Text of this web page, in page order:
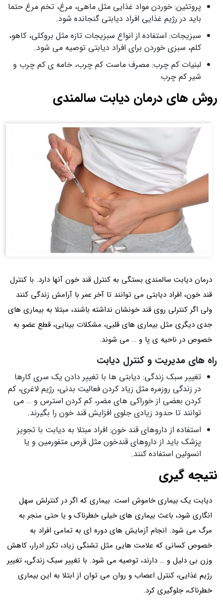
پروتئین: خوردن مواد غذایی مثل ماهی، مرغ، تخم مرغ حتما
باید در رژیم غذایی افراد دیابتی گنجانده شود.
سبزیجات: استفاده از انواع سبزیجات تازه مثل بروکلی، کاهو،
کلم، سبزی خوردن برای افراد دیابتی توصیه می شود.
لبنیات کم چرب: مصرف ماست کم چرب، خامه ی کم چرب و
شیر کم چرب
روش های درمان دیابت سالمندی
درمان دیابت سالمندی بستگی به کنترل قند خون آنها دارد. با کنترل
قند خون، افراد دیابتی می توانند تا آخر عمر با آرامش زندگی کنند
ولی اگر کنترلی روی قند خونشان نداشته باشند، مبتلا به بیماری های
جدی دیگری مثل بیماری های قلبی، مشکلات بینایی، قطع عضو به
خصوص در ناحیه ی پا و … می شوند.
راه های مدیریت و کنترل دیابت
تغییر سبک زندگی: دیابتی ها با تغییر دادن یک سری کارها
در زندگی روزمره مثل زیاد کردن فعالیت بدنی، رژیم لاغری، کم
کردن بعضی از خوراکی های مضر، کم کردن استرس و … می
توانند تا حدود زیادی جلوی افزایش قند خون را بگیرند.
استفاده از داروهای قند خون: افراد مبتلا به دیابت با تجویز
پزشک باید از داروهای قندخون مثل قرص متفورمین و یا
انسولین استفاده کنند.
نتیجه گیری
دیابت یک بیماری خاموش است. بیماری که اگر در کنترلش سهل
انگاری شود، باعث بیماری های خیلی خطرناک و یا حتی منجر به
مرگ می شود. انجام آزمایش های دوره ای به تمامی افراد به
خصوص کسانی که علامت هایی مثل تشنگی زیاد، تکرر ادرار، کاهش
وزن بی دلیل و … دارند، توصیه می شود. با تغییر سبک زندگی، تغییر
رژیم غذایی، کنترل اعصاب و روان می توان از ابتلا به این بیماری
خطرناک، جلوگیری کرد.